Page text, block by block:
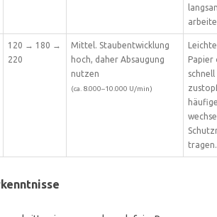
120 → 180 →
220
Mittel. Staubentwicklung
hoch, daher Absaugung
nutzen
(ca. 8.000–10.000 U/min)
Papier
schnell
tragen.